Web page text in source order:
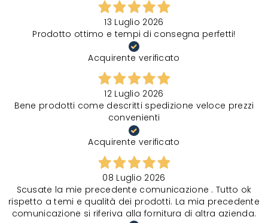
13 Luglio 2026
Prodotto ottimo e tempi di consegna perfetti!
Acquirente verificato
12 Luglio 2026
Bene prodotti come descritti spedizione veloce prezzi
convenienti
Acquirente verificato
08 Luglio 2026
Scusate la mie precedente comunicazione . Tutto ok
rispetto a temi e qualità dei prodotti. La mia precedente
comunicazione si riferiva alla fornitura di altra azienda.